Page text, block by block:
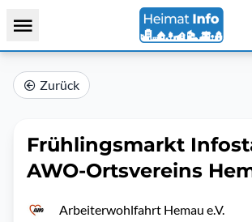
Zurück
Frühlingsmarkt
AWO-Ortsvereins
Arbeiterwohlfahrt Hemau e.V.